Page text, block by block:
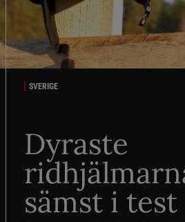
SVERIGE
Dyraste
sämst i test